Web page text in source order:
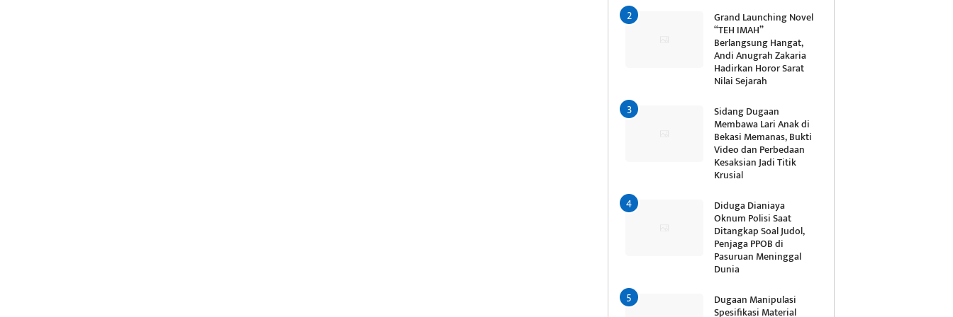
Grand Launching Novel
“TEH IMAH”
Berlangsung Hangat,
Andi Anugrah Zakaria
Hadirkan Horor Sarat
Nilai Sejarah
Sidang Dugaan
Membawa Lari Anak di
Bekasi Memanas, Bukti
Video dan Perbedaan
Kesaksian Jadi Titik
Krusial
Diduga Dianiaya
Oknum Polisi Saat
Ditangkap Soal Judol,
Penjaga PPOB di
Pasuruan Meninggal
Dunia
Dugaan Manipulasi
Spesifikasi Material